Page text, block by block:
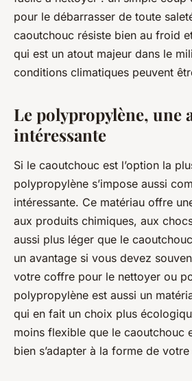
pour le débarrasser de toute
caoutchouc résiste bien au froid
qui est un atout majeur dans le
conditions climatiques peuvent
Le polypropylène, une
intéressante
Si le caoutchouc est l’option la
polypropylène s’impose aussi
intéressante. Ce matériau offre
aux produits chimiques, aux
aussi plus léger que le
un avantage si vous devez
votre coffre pour le nettoyer ou
polypropylène est aussi un
qui en fait un choix plus
moins flexible que le caoutchouc
bien s’adapter à la forme de